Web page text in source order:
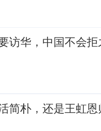
访华，中国不会
简朴，还是王虹